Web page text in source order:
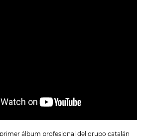
primer álbum profesional del grupo catalán